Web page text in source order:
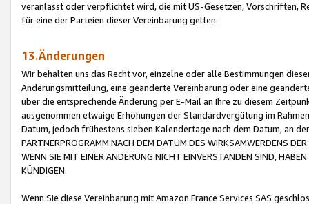
veranlasst oder verpflichtet wird, die mit US-Gesetzen, Vorschriften,
für eine der Parteien dieser Vereinbarung gelten.
13.Änderungen
Wir behalten uns das Recht vor, einzelne oder alle Bestimmungen
Änderungsmitteilung, eine geänderte Vereinbarung oder eine
über die entsprechende Änderung per E-Mail an Ihre zu diesem
ausgenommen etwaige Erhöhungen der Standardvergütung im
Datum, jedoch frühestens sieben Kalendertage nach dem Datum, an
PARTNERPROGRAMM NACH DEM DATUM DES WIRKSAMWERDENS
WENN SIE MIT EINER ÄNDERUNG NICHT EINVERSTANDEN SIND,
KÜNDIGEN.
Wenn Sie diese Vereinbarung mit Amazon France Services SAS